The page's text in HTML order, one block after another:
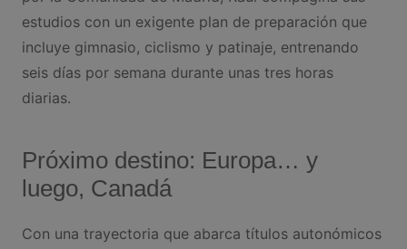
estudios con un exigente plan de preparación que
incluye gimnasio, ciclismo y patinaje, entrenando
seis días por semana durante unas tres horas
diarias.
Próximo destino: Europa… y
luego, Canadá
Con una trayectoria que abarca títulos autonómicos